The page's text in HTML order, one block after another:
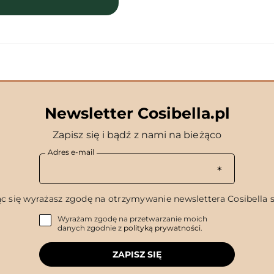
Newsletter Cosibella.pl
Zapisz się i bądź z nami na bieżąco
Adres e-mail
się wyrażasz zgodę na otrzymywanie newslettera Cosibella
Wyrażam zgodę na przetwarzanie moich
danych zgodnie z polityką prywatności.
ZAPISZ SIĘ